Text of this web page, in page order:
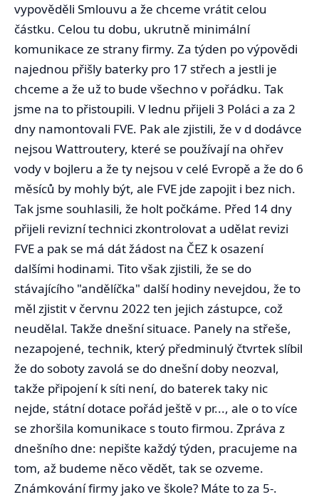
vypověděli Smlouvu a že chceme vrátit celou
částku. Celou tu dobu, ukrutně minimální
komunikace ze strany firmy. Za týden po výpovědi
najednou přišly baterky pro 17 střech a jestli je
chceme a že už to bude všechno v pořádku. Tak
jsme na to přistoupili. V lednu přijeli 3 Poláci a za 2
dny namontovali FVE. Pak ale zjistili, že v d dodávce
nejsou Wattroutery, které se používají na ohřev
vody v bojleru a že ty nejsou v celé Evropě a že do 6
měsíců by mohly být, ale FVE jde zapojit i bez nich.
Tak jsme souhlasili, že holt počkáme. Před 14 dny
přijeli revizní technici zkontrolovat a udělat revizi
FVE a pak se má dát žádost na ČEZ k osazení
dalšími hodinami. Tito však zjistili, že se do
stávajícího "andělíčka" další hodiny nevejdou, že to
měl zjistit v červnu 2022 ten jejich zástupce, což
neudělal. Takže dnešní situace. Panely na střeše,
nezapojené, technik, který předminulý čtvrtek slíbil
že do soboty zavolá se do dnešní doby neozval,
takže připojení k síti není, do baterek taky nic
nejde, státní dotace pořád ještě v pr..., ale o to více
se zhoršila komunikace s touto firmou. Zpráva z
dnešního dne: nepište každý týden, pracujeme na
tom, až budeme něco vědět, tak se ozveme.
Známkování firmy jako ve škole? Máte to za 5-.